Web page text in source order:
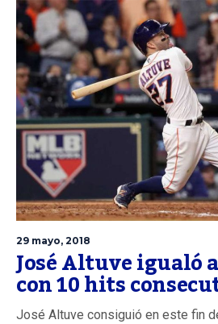
29 mayo, 2018
José Altuve igualó
con 10 hits
José Altuve consiguió en este fin